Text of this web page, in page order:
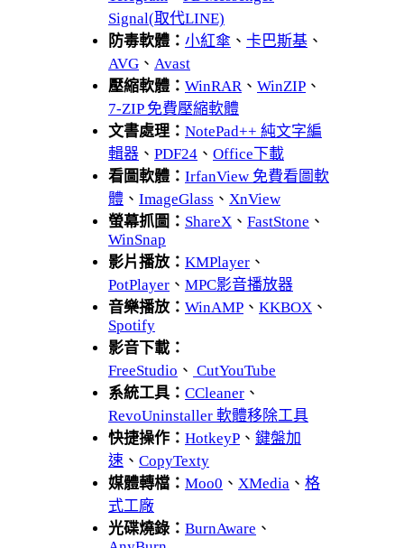
Signal(取代LINE)
防毒軟體： 小紅傘 、 卡巴斯基 、
AVG 、 Avast
壓縮軟體： WinRAR 、 WinZIP 、
7-ZIP 免費壓縮軟體
文書處理： NotePad++ 純文字編
輯器 、 PDF24 、 Office下載
看圖軟體： IrfanView 免費看圖軟
體 、 ImageGlass 、 XnView
螢幕抓圖： ShareX 、 FastStone 、
WinSnap
影片播放： KMPlayer 、
PotPlayer 、 MPC影音播放器
音樂播放： WinAMP 、 KKBOX 、
Spotify
影音下載：
FreeStudio 、 CutYouTube
系統工具： CCleaner 、
RevoUninstaller 軟體移除工具
快捷操作： HotkeyP 、 鍵盤加
速 、 CopyTexty
媒體轉檔： Moo0 、 XMedia 、 格
式工廠
光碟燒錄： BurnAware 、